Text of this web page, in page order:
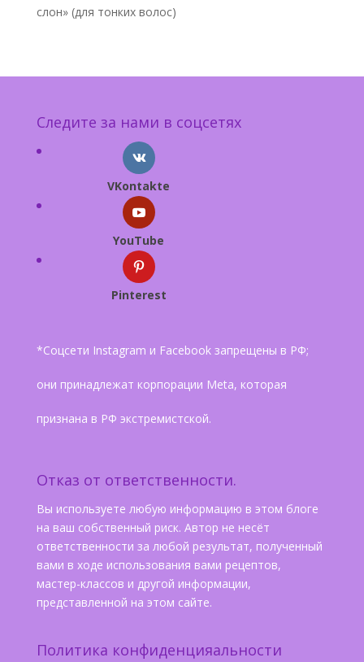
слон» (для тонких волос)
Следите за нами в соцсетях
VKontakte
YouTube
Pinterest
*Соцсети Instagram и Facebook запрещены в РФ;
они принадлежат корпорации Meta, которая
признана в РФ экстремистской.
Отказ от ответственности.
Вы используете любую информацию в этом блоге
на ваш собственный риск. Автор не несёт
ответственности за любой результат, полученный
вами в ходе использования вами рецептов,
мастер-классов и другой информации,
представленной на этом сайте.
Политика конфиденцияальности